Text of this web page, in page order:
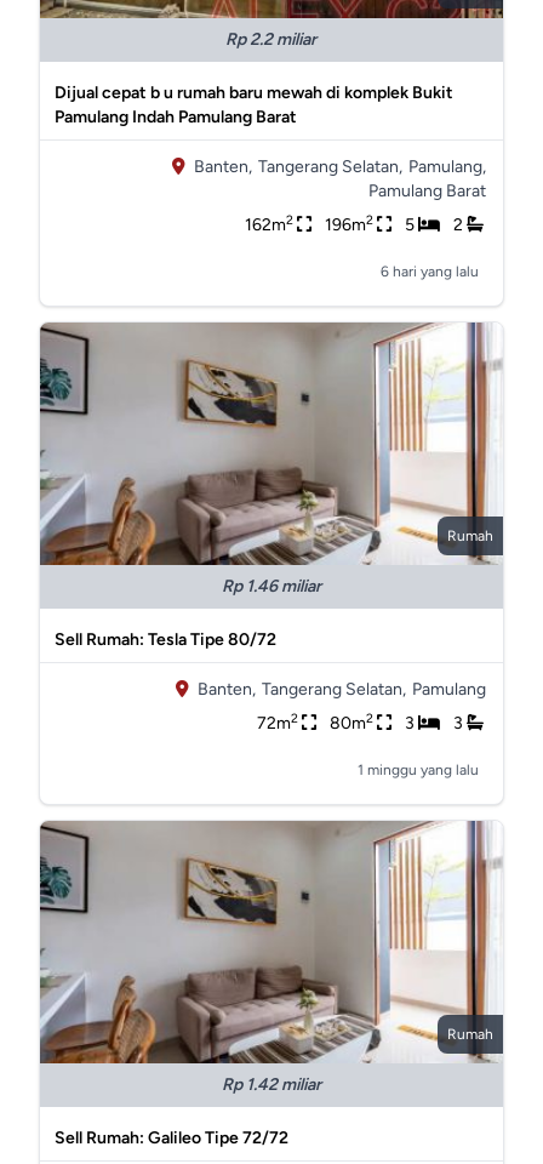
Rp 2.2 miliar
Dijual cepat b u rumah baru mewah di komplek Bukit
Pamulang Indah Pamulang Barat
Banten, Tangerang Selatan, Pamulang,
Pamulang Barat
162m2 196m2 5 2
6 hari yang lalu
Rumah
Rp 1.46 miliar
Sell Rumah: Tesla Tipe 80/72
Banten, Tangerang Selatan, Pamulang
72m2 80m2 3 3
1 minggu yang lalu
Rumah
Rp 1.42 miliar
Sell Rumah: Galileo Tipe 72/72